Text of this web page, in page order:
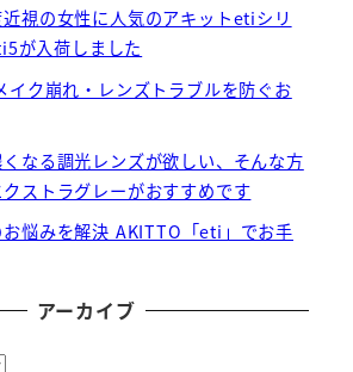
視の女性に人気のアキットetiシリ
が入荷しました
イク崩れ・レンズトラブルを防ぐお
なる調光レンズが欲しい、そんな方
ストラグレーがおすすめです
悩みを解決 AKITTO「eti」でお手
アーカイブ